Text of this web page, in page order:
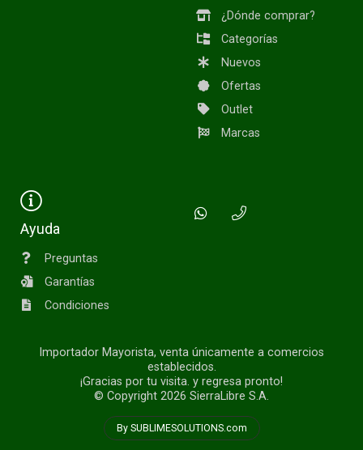
¿Dónde comprar?
Categorías
Nuevos
Ofertas
Outlet
Marcas
Ayuda
Preguntas
Garantías
Condiciones
Importador Mayorista, venta únicamente a comercios
establecidos.
¡Gracias por tu visita. y regresa pronto!
© Copyright 2026 SierraLibre S.A.
By SUBLIMESOLUTIONS.com